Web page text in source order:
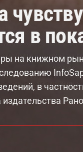
в
на книжном
в